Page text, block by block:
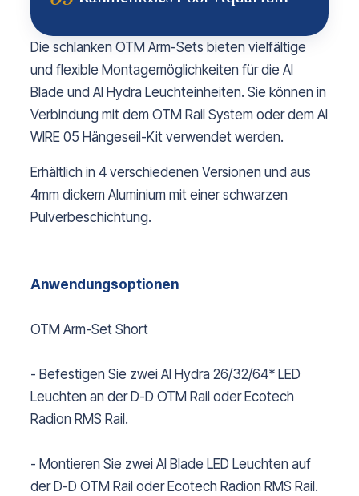
Die schlanken OTM Arm-Sets bieten vielfältige
und flexible Montagemöglichkeiten für die AI
Blade und AI Hydra Leuchteinheiten. Sie können in
Verbindung mit dem OTM Rail System oder dem AI
WIRE 05 Hängeseil-Kit verwendet werden.
Erhältlich in 4 verschiedenen Versionen und aus
4mm dickem Aluminium mit einer schwarzen
Pulverbeschichtung.
Anwendungsoptionen
OTM Arm-Set Short
- Befestigen Sie zwei AI Hydra 26/32/64* LED
Leuchten an der D-D OTM Rail oder Ecotech
Radion RMS Rail.
- Montieren Sie zwei AI Blade LED Leuchten auf
der D-D OTM Rail oder Ecotech Radion RMS Rail.